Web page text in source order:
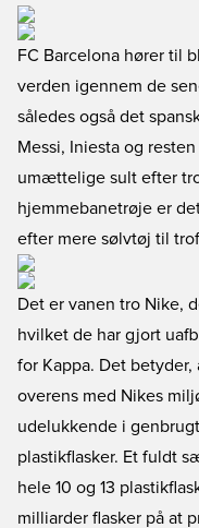
FC Barcelona hører til
verden igennem de
således også det
Messi, Iniesta og
umættelige sult efter
hjemmebanetrøje er
efter mere sølvtøj til
Det er vanen tro Nike,
hvilket de har gjort
for Kappa. Det
overens med Nikes
udelukkende i
plastikflasker. Et fuldt
hele 10 og 13
milliarder flasker på at